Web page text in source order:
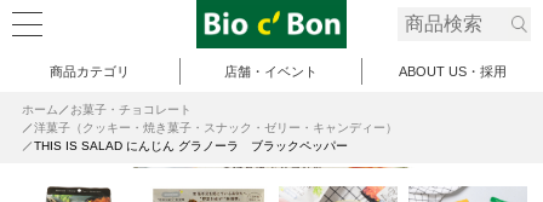
商品カテゴリ 店舗・イベント ABOUT US・採用
ホーム
お菓子・チョコレート
洋菓子（クッキー・焼き菓子・スナック・ゼリー・キャンディー）
THIS IS SALAD にんじん グラノーラ ブラックペッパー